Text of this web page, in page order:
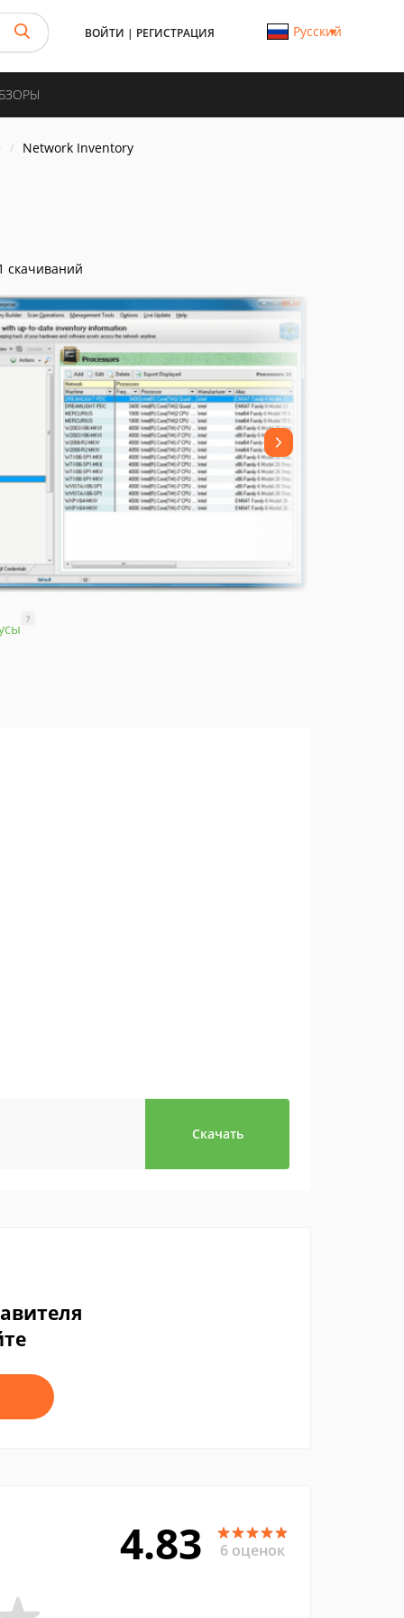
ВОЙТИ | РЕГИСТРАЦИЯ Русский
Network Inventory
скачиваний
?
Скачать
4.83 6 оценок